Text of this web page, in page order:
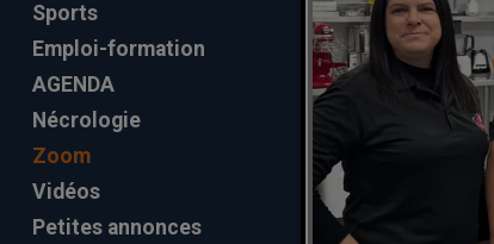
Sports
Emploi-formation
AGENDA
Nécrologie
Zoom
Vidéos
Petites annonces